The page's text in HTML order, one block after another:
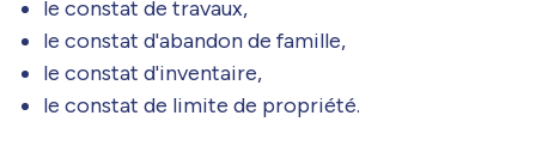
le constat de travaux,
le constat d'abandon de famille,
le constat d'inventaire,
le constat de limite de propriété.